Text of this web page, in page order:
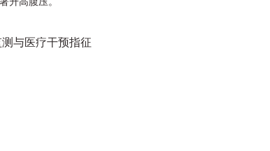
与医疗干预指征